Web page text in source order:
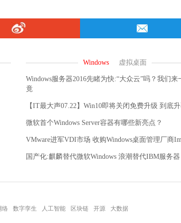
Windows服务器2016先睹为快:“大众云”吗？我们来
竟
【IT最大声07.22】Win10即将关闭免费升级 到底
微软首个Windows Server容器有哪些新亮点？
VMware进军VDI市场 收购Windows桌面管理厂商
国产化:麒麟替代微软Windows 浪潮替代IBM服务器
络 数字孪生 人工智能 区块链 开源 大数据